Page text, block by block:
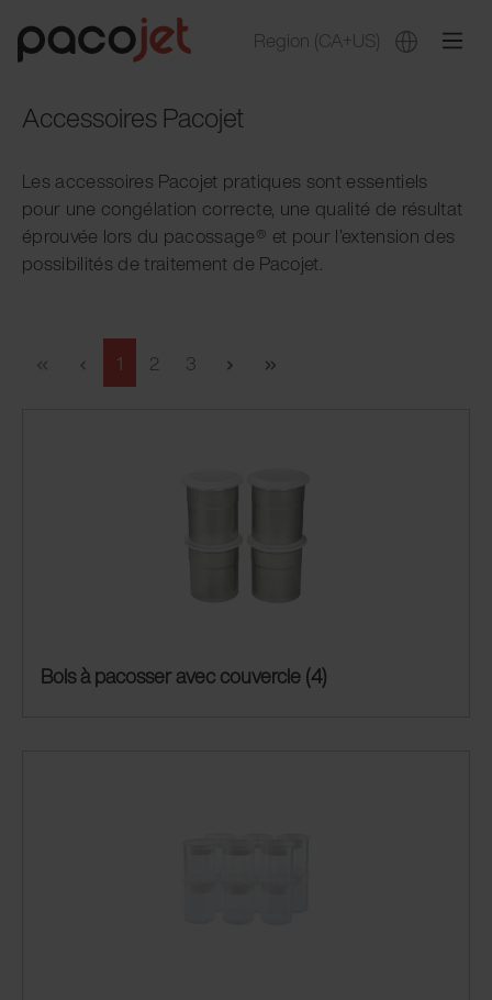
Region (CA+US)
Accessoires Pacojet
Les accessoires Pacojet pratiques sont essentiels
pour une congélation correcte, une qualité de résultat
éprouvée lors du pacossage® et pour l’extension des
possibilités de traitement de Pacojet.
1 2 3
Bols à pacosser avec couvercle (4)